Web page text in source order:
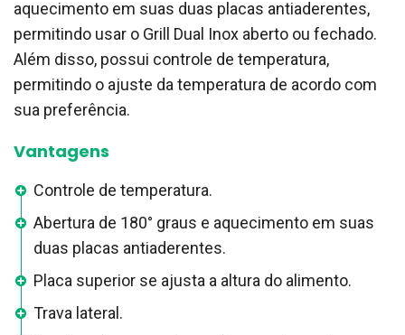
aquecimento em suas duas placas antiaderentes,
permitindo usar o Grill Dual Inox aberto ou fechado.
Além disso, possui controle de temperatura,
permitindo o ajuste da temperatura de acordo com
sua preferência.
Vantagens
Controle de temperatura.
Abertura de 180° graus e aquecimento em suas
duas placas antiaderentes.
Placa superior se ajusta a altura do alimento.
Trava lateral.